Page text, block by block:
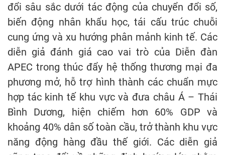
đổi sâu sắc dưới tác động của chuyển đổi số,
biến động nhân khẩu học, tái cấu trúc chuỗi
cung ứng và xu hướng phân mảnh kinh tế. Các
diễn giả đánh giá cao vai trò của Diễn đàn
APEC trong thúc đẩy hệ thống thương mại đa
phương mở, hỗ trợ hình thành các chuẩn mực
hợp tác kinh tế khu vực và đưa châu Á – Thái
Bình Dương, hiện chiếm hơn 60% GDP và
khoảng 40% dân số toàn cầu, trở thành khu vực
năng động hàng đầu thế giới. Các diễn giả